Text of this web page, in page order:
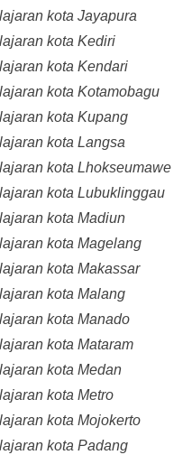
kota Jayapura
kota Kediri
kota Kendari
kota Kotamobagu
kota Kupang
kota Langsa
kota Lhokseumawe
kota Lubuklinggau
kota Madiun
kota Magelang
kota Makassar
kota Malang
kota Manado
kota Mataram
kota Medan
kota Metro
kota Mojokerto
kota Padang